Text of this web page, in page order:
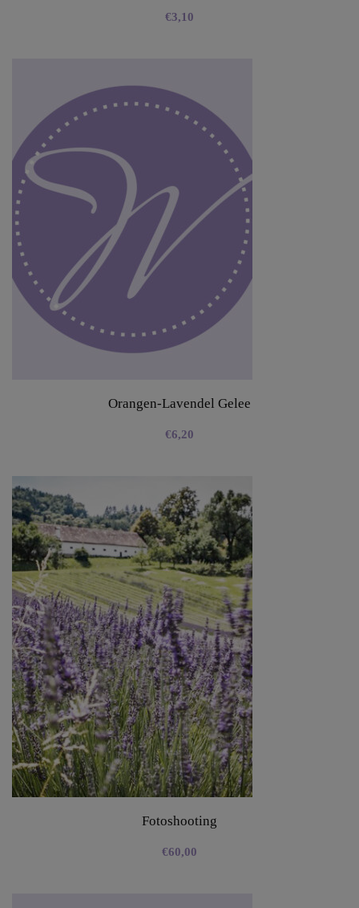
€3,10
Orangen-Lavendel Gelee
€6,20
Fotoshooting
€60,00